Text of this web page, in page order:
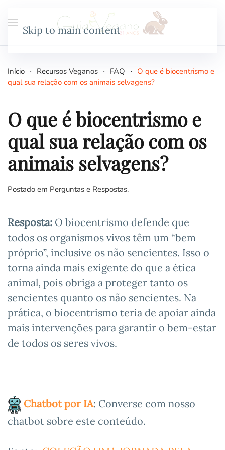
Skip to main content
Início Recursos Veganos FAQ
O que é biocentrismo e
qual sua relação com os animais selvagens?
O que é biocentrismo e
qual sua relação com os
animais selvagens?
Postado em Perguntas e Respostas.
Resposta: O biocentrismo defende que
todos os organismos vivos têm um “bem
próprio”, inclusive os não sencientes. Isso o
torna ainda mais exigente do que a ética
animal, pois obriga a proteger tanto os
sencientes quanto os não sencientes. Na
prática, o biocentrismo teria de apoiar ainda
mais intervenções para garantir o bem-estar
de todos os seres vivos.
Chatbot por IA: Converse com nosso
chatbot sobre este conteúdo.